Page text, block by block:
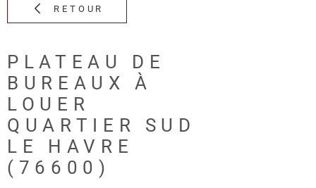
RETOUR
PLATEAU DE
BUREAUX À
LOUER
QUARTIER SUD
LE HAVRE
(76600)